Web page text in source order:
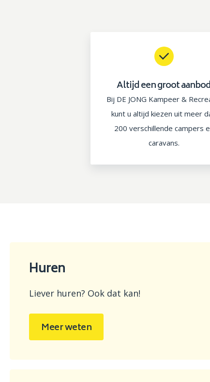
Altijd een groot
Bij DE JONG Kampeer &
kunt u altijd kiezen uit meer
200 verschillende campers
caravans.
Huren
Liever huren? Ook dat kan!
Meer weten